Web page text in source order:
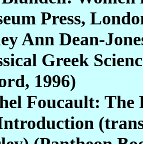
Press,
Ann Dean-
Greek
1996)
Foucault: The